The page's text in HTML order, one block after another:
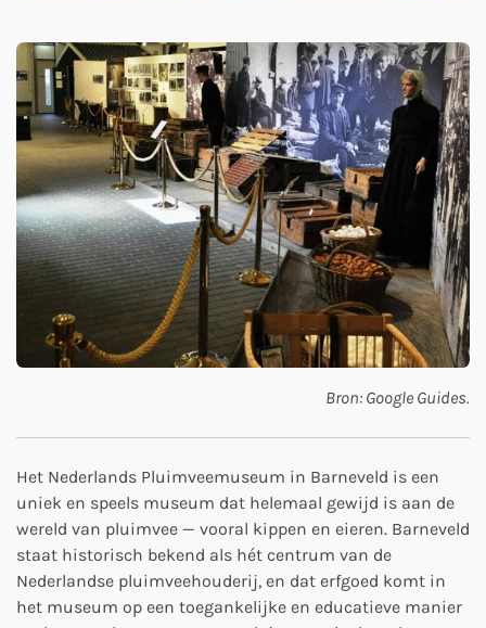
Bron: Google Guides.
Het Nederlands Pluimveemuseum in Barneveld is een
uniek en speels museum dat helemaal gewijd is aan de
wereld van pluimvee — vooral kippen en eieren. Barneveld
staat historisch bekend als hét centrum van de
Nederlandse pluimveehouderij, en dat erfgoed komt in
het museum op een toegankelijke en educatieve manier